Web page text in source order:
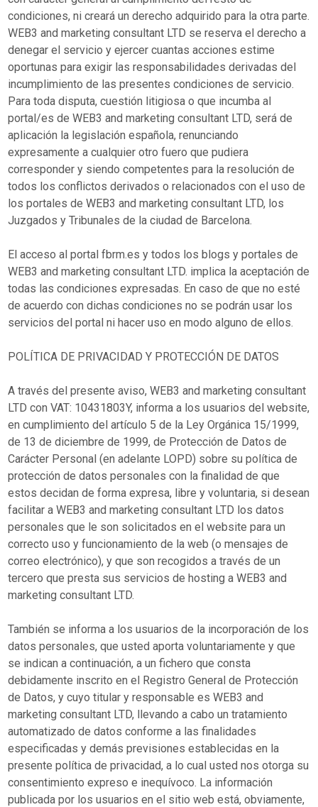
condiciones, ni creará un derecho adquirido para la otra parte.
WEB3 and marketing consultant LTD se reserva el derecho a
denegar el servicio y ejercer cuantas acciones estime
oportunas para exigir las responsabilidades derivadas del
incumplimiento de las presentes condiciones de servicio.
Para toda disputa, cuestión litigiosa o que incumba al
portal/es de WEB3 and marketing consultant LTD, será de
aplicación la legislación española, renunciando
expresamente a cualquier otro fuero que pudiera
corresponder y siendo competentes para la resolución de
todos los conflictos derivados o relacionados con el uso de
los portales de WEB3 and marketing consultant LTD, los
Juzgados y Tribunales de la ciudad de Barcelona.
El acceso al portal fbrm.es y todos los blogs y portales de
WEB3 and marketing consultant LTD. implica la aceptación de
todas las condiciones expresadas. En caso de que no esté
de acuerdo con dichas condiciones no se podrán usar los
servicios del portal ni hacer uso en modo alguno de ellos.
POLÍTICA DE PRIVACIDAD Y PROTECCIÓN DE DATOS
A través del presente aviso, WEB3 and marketing consultant
LTD con VAT: 10431803Y, informa a los usuarios del website,
en cumplimiento del artículo 5 de la Ley Orgánica 15/1999,
de 13 de diciembre de 1999, de Protección de Datos de
Carácter Personal (en adelante LOPD) sobre su política de
protección de datos personales con la finalidad de que
estos decidan de forma expresa, libre y voluntaria, si desean
facilitar a WEB3 and marketing consultant LTD los datos
personales que le son solicitados en el website para un
correcto uso y funcionamiento de la web (o mensajes de
correo electrónico), y que son recogidos a través de un
tercero que presta sus servicios de hosting a WEB3 and
marketing consultant LTD.
También se informa a los usuarios de la incorporación de los
datos personales, que usted aporta voluntariamente y que
se indican a continuación, a un fichero que consta
debidamente inscrito en el Registro General de Protección
de Datos, y cuyo titular y responsable es WEB3 and
marketing consultant LTD, llevando a cabo un tratamiento
automatizado de datos conforme a las finalidades
especificadas y demás previsiones establecidas en la
presente política de privacidad, a lo cual usted nos otorga su
consentimiento expreso e inequívoco. La información
publicada por los usuarios en el sitio web está, obviamente,